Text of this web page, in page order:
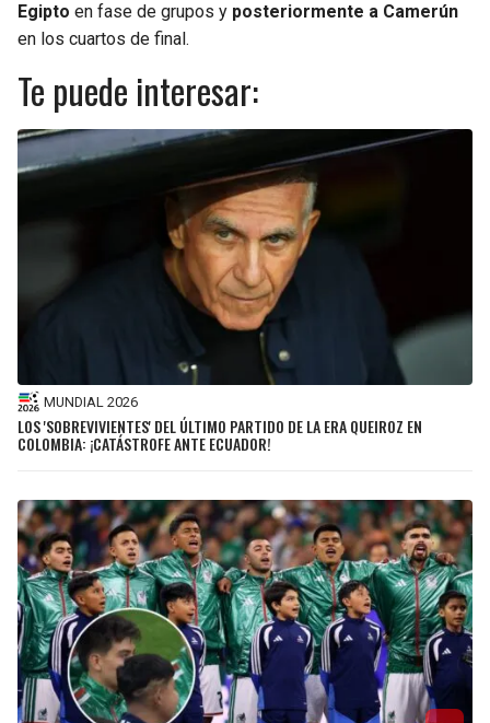
Egipto en fase de grupos y posteriormente a Camerún
en los cuartos de final.
Te puede interesar:
MUNDIAL 2026
LOS 'SOBREVIVIENTES' DEL ÚLTIMO PARTIDO DE LA ERA QUEIROZ EN
COLOMBIA: ¡CATÁSTROFE ANTE ECUADOR!